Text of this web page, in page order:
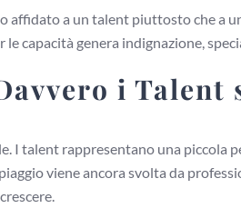
affidato a un talent piuttosto che a
le capacità genera indignazione,
i Talent
I talent rappresentano una piccola
viene ancora svolta da